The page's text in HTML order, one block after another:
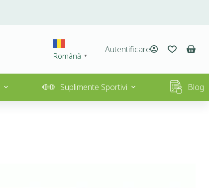
Română ▼
Autentificare
Suplimente Sportivi Blog